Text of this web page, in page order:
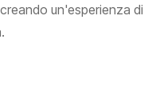
un'esperienza di